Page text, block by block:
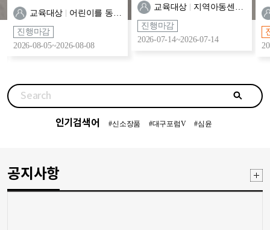
교육대상
진행마감
2026-08-05~2026-08-08
교육대상 지역아동센터 교사 및 종사자
진행마감
2026-07-14~2026-07-14
Search
검
색
인기검색어 #신소장품 #대구포럼V #심윤
공지사항
공
지
사